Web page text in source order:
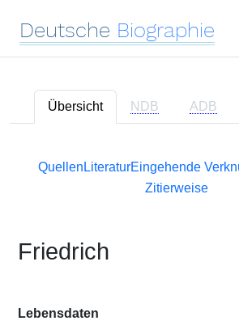
Deutsche Biographie
Übersicht NDB ADB
Quellen LiteraturEingehende
Zitierweise
Friedrich
Lebensdaten